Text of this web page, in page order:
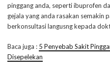
pinggang anda, seperti ibuprofen
gejala yang anda rasakan semakin
berkonsultasi langusng kepada
Baca juga : 5 Penyebab Sakit
Disepelekan